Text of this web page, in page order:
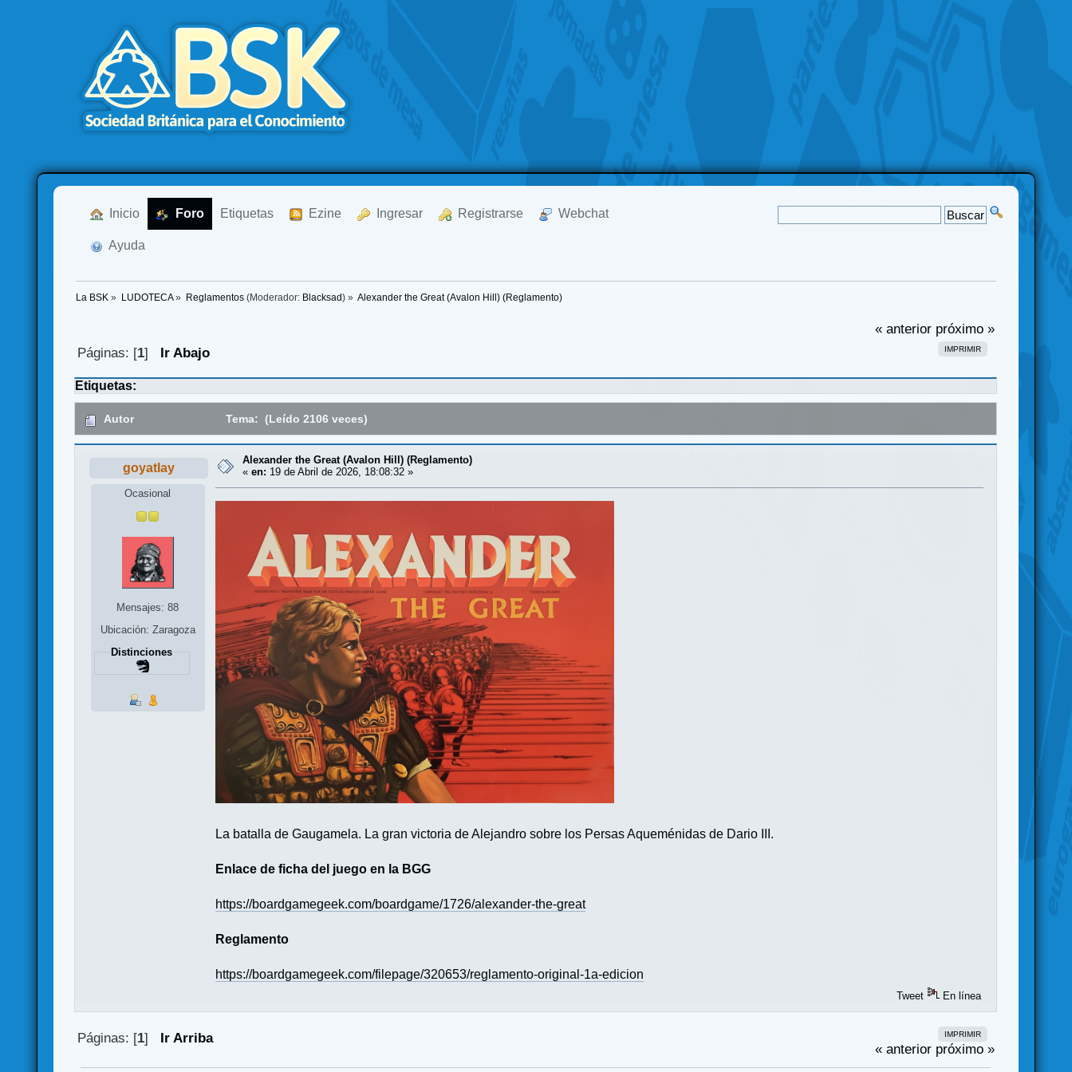
Inicio Foro Etiquetas Ezine Ingresar Registrarse Webchat
Ayuda
La BSK » LUDOTECA» Reglamentos(Moderador: Blacksad ) » Alexander the Great (Avalon Hill) (Reglamento)
« anterior próximo »
IMPRIMIR
Páginas: [1] Ir Abajo
Etiquetas:
Autor Tema: (Leído 2106 veces)
goyatlay
Ocasional
Mensajes: 88
Ubicación: Zaragoza
Distinciones
Alexander the Great (Avalon Hill) (Reglamento)
«en: 19 de Abril de 2026, 18:08:32 »
La batalla de Gaugamela. La gran victoria de Alejandro sobre los Persas Aqueménidas de Dario III.
Enlace de ficha del juego en la BGG
https://boardgamegeek.com/boardgame/1726/alexander-the-great
Reglamento
https://boardgamegeek.com/filepage/320653/reglamento-original-1a-edicion
Tweet En línea
IMPRIMIR
Páginas: [1] Ir Arriba
« anterior próximo »